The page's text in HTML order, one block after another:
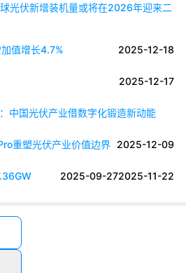
光伏新增装机量或将在2026年迎来二
2025-12-18
值增长4.7%
2025-12-17
中国光伏产业借数字化锻造新动能
2025-12-09
重塑光伏产业价值边界
2025-11-22
2025-09-27